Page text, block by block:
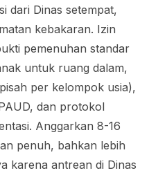
dari Dinas setempat,
kebakaran. Izin
pemenuhan standar
untuk ruang dalam,
per kelompok usia),
dan protokol
Anggarkan 8-16
penuh, bahkan lebih
karena antrean di Dinas